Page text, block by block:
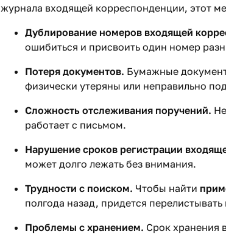
журнала входящей корреспонденции, этот
Дублирование номеров входящей
ошибиться и присвоить один номер
Потеря документов. Бумажные
физически утеряны или неправильно
Сложность отслеживания поручений.
работает с письмом.
Нарушение сроков регистрации
может долго лежать без внимания.
Трудности с поиском. Чтобы найти
полгода назад, придется
Проблемы с хранением. Срок хранения